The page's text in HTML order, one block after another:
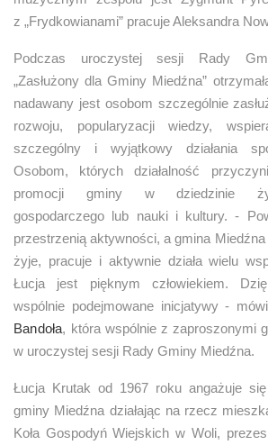
z „Frydkowianami” pracuje Aleksandra
Podczas uroczystej sesji Rady
„Zasłużony dla Gminy Miedźna”
nadawany jest osobom szczególnie
rozwoju, popularyzacji wiedzy,
szczególny i wyjątkowy działania
Osobom, których działalność
promocji gminy w dziedzinie
gospodarczego lub nauki i kultury. -
przestrzenią aktywności, a gmina
żyje, pracuje i aktywnie działa wielu
Łucja jest pięknym człowiekiem.
wspólnie podejmowane inicjatywy -
Bandoła, która wspólnie z zaproszonymi
w uroczystej sesji Rady Gminy Miedźna.
Łucja Krutak od 1967 roku angażuje
gminy Miedźna działając na rzecz
Koła Gospodyń Wiejskich w Woli,